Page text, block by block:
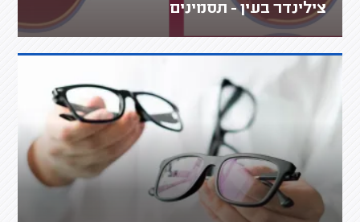
צילינדר בעין - תסמינים